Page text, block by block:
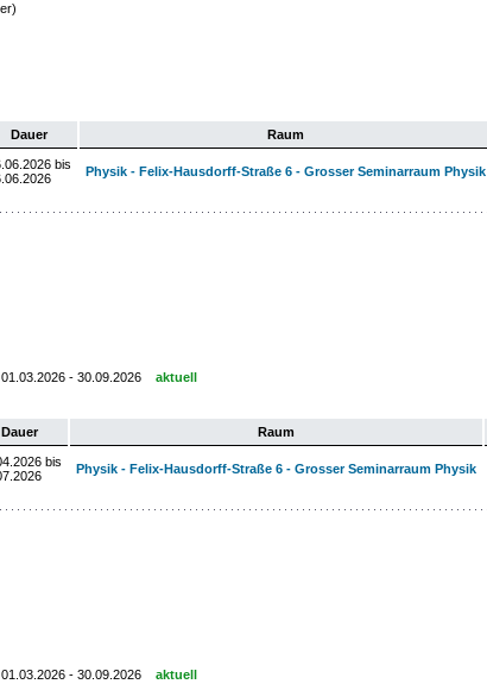
Dauer Raum
bis
Physik - Felix-Hausdorff-Straße 6 - Grosser Seminarraum Physik
- 30.09.2026 aktuell
Dauer Raum
bis
Physik - Felix-Hausdorff-Straße 6 - Grosser Seminarraum Physik
- 30.09.2026 aktuell